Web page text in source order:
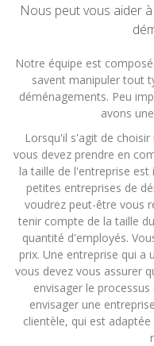
Nous peut vous aider
Notre équipe est
savent manipuler tout
déménagements. Peu
avons
Lorsqu'il s'agit de
vous devez prendre en
la taille de l'entreprise
petites entreprises de
voudrez peut-être vous
tenir compte de la taille
quantité d'employés.
prix. Une entreprise qui a
vous devez vous assurer
envisager le
envisager une
clientèle, qui est